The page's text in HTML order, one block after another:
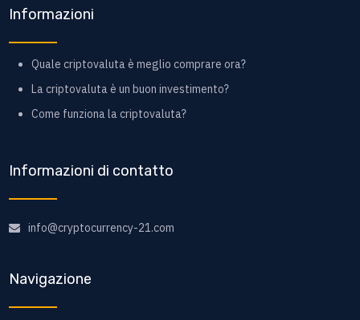
Informazioni
Quale criptovaluta è meglio comprare ora?
La criptovaluta è un buon investimento?
Come funziona la criptovaluta?
Informazioni di contatto
info@cryptocurrency-21.com
Navigazione